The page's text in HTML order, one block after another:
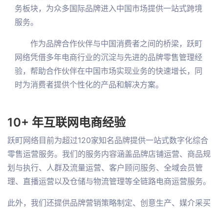
务板块，为众多国际品牌进入中国市场提供一站式跨境
服务。
作为品牌合作伙伴与中国消费者之间的桥梁，跃町
网络凭借多年电商行业的沉淀与先进的品牌零售管理经
验，帮助合作伙伴在中国市场实现业务的快速增长，同
时为消费者提供个性化的产品和解决方案。
10+ 年互联网电商经验
跃町网络目前为超过120家知名品牌提供一站式数字化综合
零售运营服务。我们的服务内容涵盖品牌店铺运营、商品规
划与执行、人群及流量运营、客户顾问服务、全域会员管
理、直播运营以及仓储与物流管理等全链路电商运营服务。
此外，我们还提供品牌营销策略制定、创意生产、媒介采买